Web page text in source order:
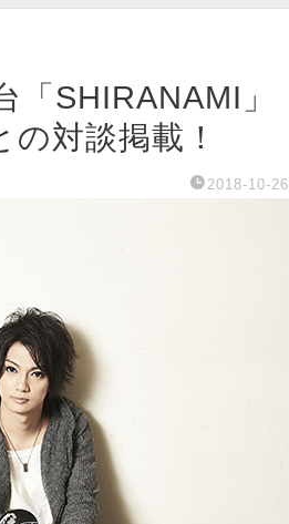
SHIRANAMI」
対談掲載！
2018-10-26